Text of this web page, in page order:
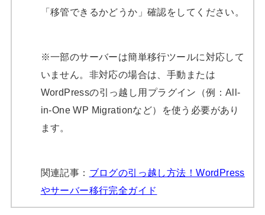
「移管できるかどうか」確認をしてください。
※一部のサーバーは簡単移行ツールに対応して
いません。非対応の場合は、手動または
WordPressの引っ越し用プラグイン（例：All-
in-One WP Migrationなど）を使う必要があり
ます。
関連記事： ブログの引っ越し方法！WordPress
やサーバー移行完全ガイド